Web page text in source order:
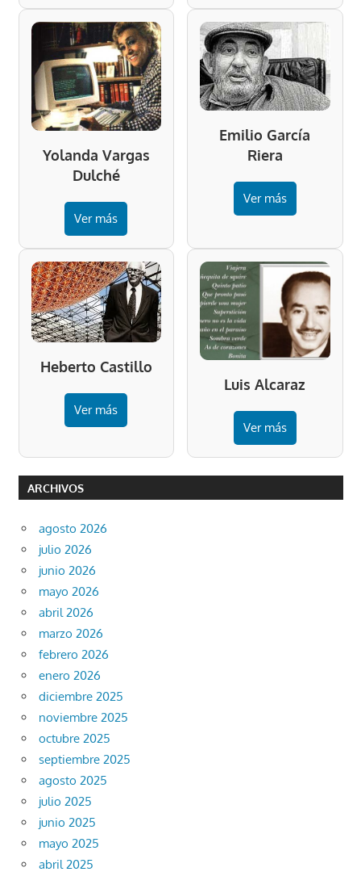
Yolanda Vargas
Dulché
Ver más
Emilio García
Riera
Ver más
Heberto Castillo
Ver más
Luis Alcaraz
Ver más
ARCHIVOS
agosto 2026
julio 2026
junio 2026
mayo 2026
abril 2026
marzo 2026
febrero 2026
enero 2026
diciembre 2025
noviembre 2025
octubre 2025
septiembre 2025
agosto 2025
julio 2025
junio 2025
mayo 2025
abril 2025